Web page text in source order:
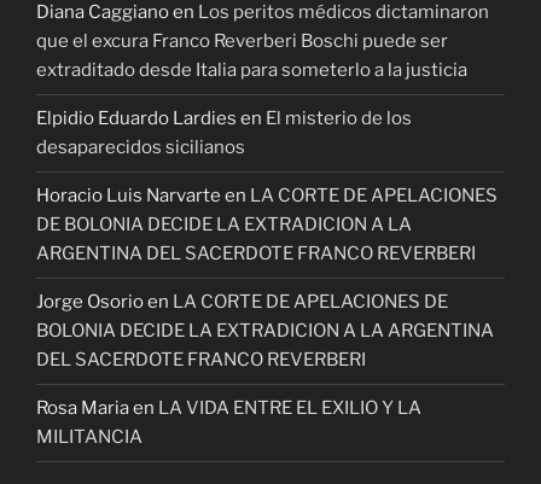
Diana Caggianoen Los peritos médicos dictaminaron
que el excura Franco Reverberi Boschi puede ser
extraditado desde Italia para someterlo a la justicia
Elpidio Eduardo Lardies en El misterio de los
desaparecidos sicilianos
Horacio Luis Narvarte en LA CORTE DE APELACIONES
DE BOLONIA DECIDE LA EXTRADICION A LA
ARGENTINA DEL SACERDOTE FRANCO REVERBERI
Jorge Osorioen LA CORTE DE APELACIONES DE
BOLONIA DECIDE LA EXTRADICION A LA ARGENTINA
DEL SACERDOTE FRANCO REVERBERI
Rosa Mariaen LA VIDA ENTRE EL EXILIO Y LA
MILITANCIA